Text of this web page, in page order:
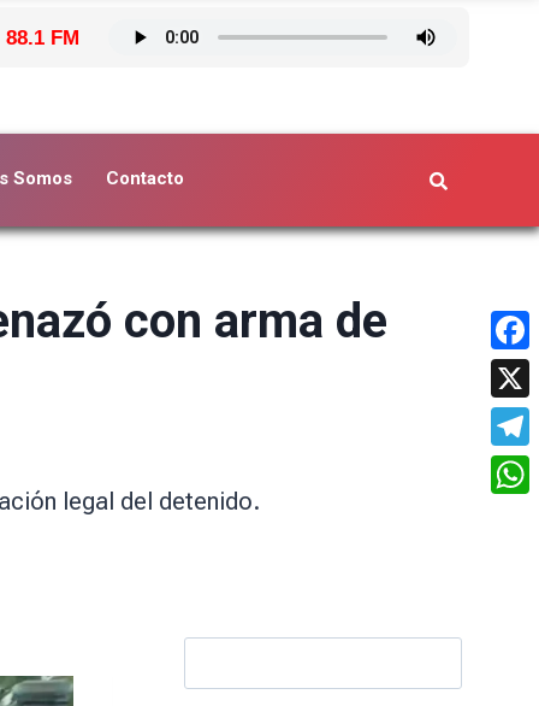
88.1 FM
Somos Contacto
con arma de
legal del detenido.
X